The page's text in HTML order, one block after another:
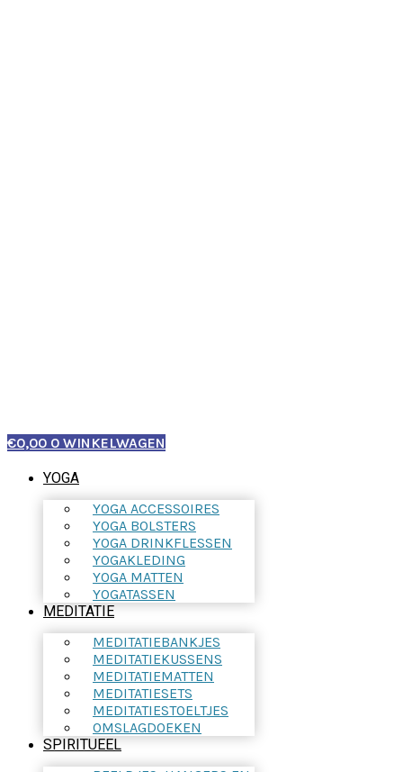
€0,00 0 WINKELWAGEN
YOGA
YOGA ACCESSOIRES
YOGA BOLSTERS
YOGA DRINKFLESSEN
YOGAKLEDING
YOGA MATTEN
YOGATASSEN
MEDITATIE
MEDITATIEBANKJES
MEDITATIEKUSSENS
MEDITATIEMATTEN
MEDITATIESETS
MEDITATIESTOELTJES
OMSLAGDOEKEN
SPIRITUEEL